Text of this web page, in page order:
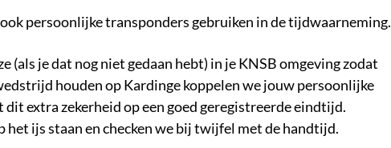
persoonlijke transponders gebruiken in de tijdwaarneming.
(als je dat nog niet gedaan hebt) in je KNSB omgeving zodat
houden op Kardinge koppelen we jouw persoonlijke
extra zekerheid op een goed geregistreerde eindtijd.
ijs staan en checken we bij twijfel met de handtijd.